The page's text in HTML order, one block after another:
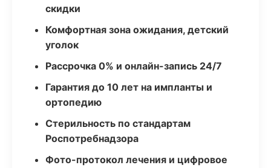
скидки
Комфортная зона ожидания, детский
уголок
Рассрочка 0% и онлайн-запись 24/7
Гарантия до 10 лет на импланты и
ортопедию
Стерильность по стандартам
Роспотребнадзора
Фото-протокол лечения и цифровое